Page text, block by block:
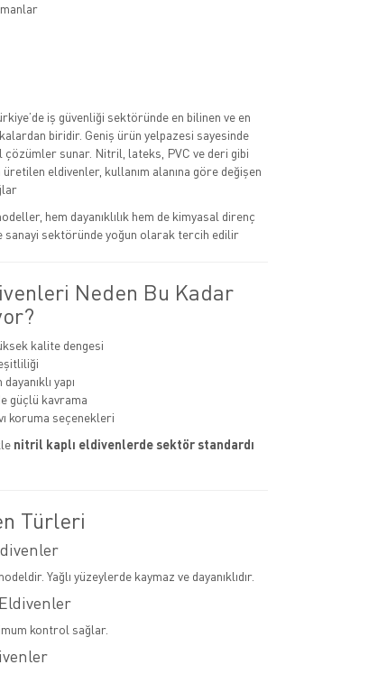
iş güvenliği sektöründe en bilinen ve en
biridir. Geniş ürün yelpazesi sayesinde
çözümler sunar. Nitril, lateks, PVC ve deri gibi
eldivenler, kullanım alanına göre değişen
hem dayanıklılık hem de kimyasal direnç
sanayi sektöründe yoğun olarak tercih edilir
Neden Bu Kadar
kalite dengesi
yapı
güçlü kavrama
koruma seçenekleri
nitril kaplı eldivenlerde sektör standardı
Türleri
Yağlı yüzeylerde kaymaz ve dayanıklıdır.
kontrol sağlar.